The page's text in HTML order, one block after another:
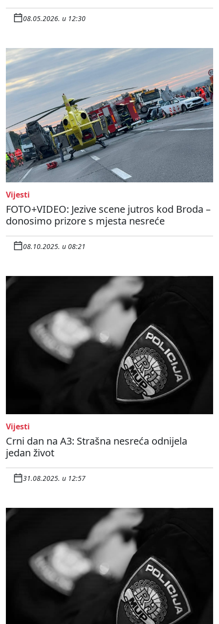
08.05.2026. u 12:30
Vijesti
FOTO+VIDEO: Jezive scene jutros kod Broda –
donosimo prizore s mjesta nesreće
08.10.2025. u 08:21
Vijesti
Crni dan na A3: Strašna nesreća odnijela
jedan život
31.08.2025. u 12:57